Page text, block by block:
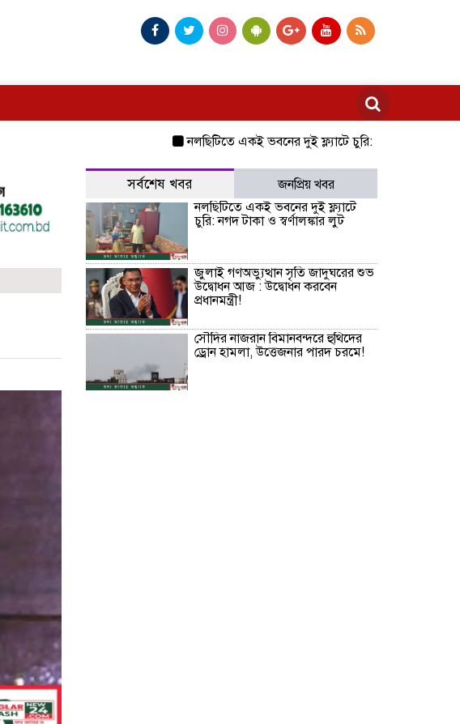
নলছিটিতে একই ভবনের দুই ফ্ল্যাটে চুরি: নগদ টাকা ও স্বর্ণালঙ্কার
সর্বশেষ খবর
জনপ্রিয় খবর
নলছিটিতে একই ভবনের দুই ফ্ল্যাটে
চুরি: নগদ টাকা ও স্বর্ণালঙ্কার লুট
জুলাই গণঅভ্যুত্থান সৃতি জাদুঘরের শুভ
উদ্বোধন আজ : উদ্বোধন করবেন
প্রধানমন্ত্রী!
সৌদির নাজরান বিমানবন্দরে হুথিদের
ড্রোন হামলা, উত্তেজনার পারদ চরমে!